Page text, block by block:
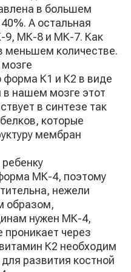
в большем
А остальная
9, МК-8 и МК-7. Как
меньшем количестве.
форма К1 и К2 в виде
нашем мозге этот
в синтезе так
которые
мембран
МК-4, поэтому
нежели
образом,
нужен МК-4,
через
К2 необходим
развития костной